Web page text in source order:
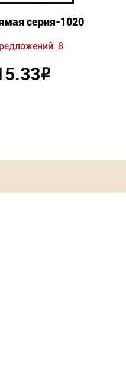
серия-1020
8
Р